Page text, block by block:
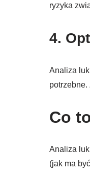
ryzyka
4.
Analiza
Co
Analiza
(jak ma